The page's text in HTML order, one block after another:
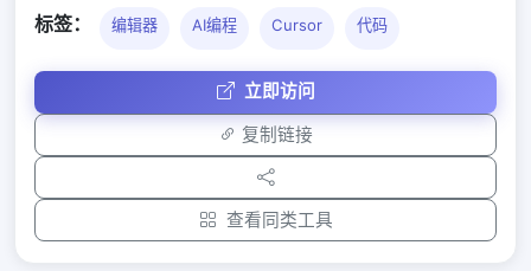
标签： 编辑器 AI编程 Cursor 代码
立即访问
复制链接
查看同类工具